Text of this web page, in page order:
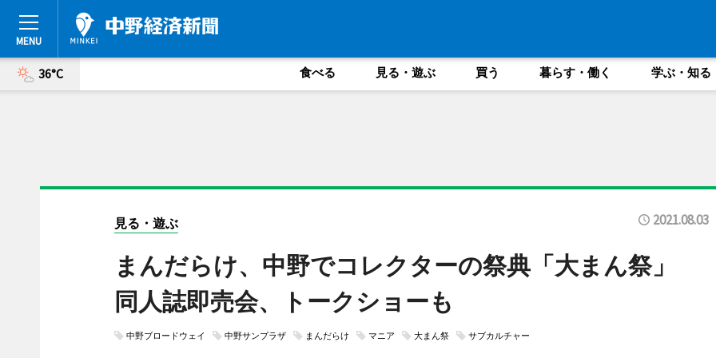
36°C 食べる 見る・遊ぶ 買う 暮らす・働く 学ぶ・知る
見る・遊ぶ 2021.08.03
まんだらけ、中野でコレクターの祭典「大まん祭」
同人誌即売会、トークショーも
中野ブロードウェイ 中野サンプラザ まんだらけ マニア 大まん祭 サブカルチャー